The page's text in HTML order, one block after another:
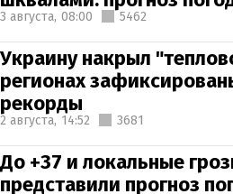
3 августа, 08:00 5462
Украину накрыл
регионах
рекорды
2 августа, 14:52 3681
До +37 и локальные
представили прогноз